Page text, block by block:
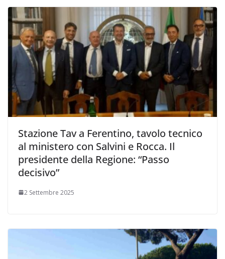
Stazione Tav a Ferentino, tavolo tecnico
al ministero con Salvini e Rocca. Il
presidente della Regione: “Passo
decisivo”
2 Settembre 2025